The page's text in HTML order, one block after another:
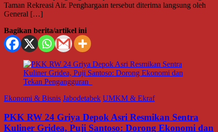
Taman Rekreasi Air. Penghargaan tersebut diterima langsung oleh
General […]
Bagikan berita/artikel ini
Ekonomi & Bisnis Jabodetabek UMKM & Ekraf
PKK RW 24 Griya Depok Asri Resmikan Sentra
Kuliner Gridea, Puji Santoso: Dorong Ekonomi dan